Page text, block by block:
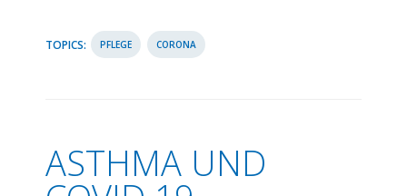
TOPICS: PFLEGE CORONA
ASTHMA UND